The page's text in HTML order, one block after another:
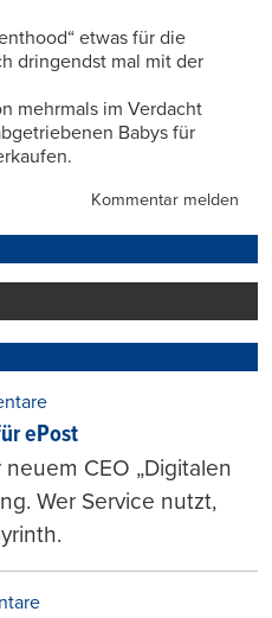
etwas für die
dringendst mal mit der
mehrmals im Verdacht
Babys für
Kommentar melden
ePost
CEO „Digitalen
Wer Service nutzt,